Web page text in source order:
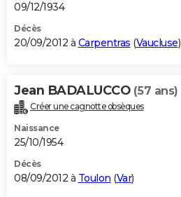
09/12/1934
Décès
20/09/2012 à Carpentras (Vaucluse)
Jean BADALUCCO (57 ans)
Créer une cagnotte obsèques
Naissance
25/10/1954
Décès
08/09/2012 à Toulon (Var)